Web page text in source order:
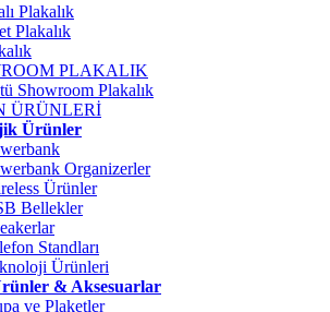
Plakalık
Plakalık
PLAKALIK
Showroom Plakalık
ÜRÜNLERİ
Ürünler
Organizerler
Ürünler
Bellekler
Standları
Ürünleri
& Aksesuarlar
ve Plaketler